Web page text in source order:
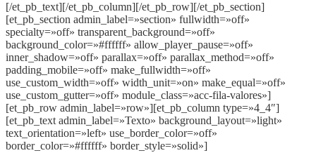
[/et_pb_text][/et_pb_column][/et_pb_row][/et_pb_section]
[et_pb_section admin_label=»section» fullwidth=»off»
specialty=»off» transparent_background=»off»
background_color=»#ffffff» allow_player_pause=»off»
inner_shadow=»off» parallax=»off» parallax_method=»off»
padding_mobile=»off» make_fullwidth=»off»
use_custom_width=»off» width_unit=»on» make_equal=»off»
use_custom_gutter=»off» module_class=»acc-fila-valores»]
[et_pb_row admin_label=»row»][et_pb_column type=»4_4″]
[et_pb_text admin_label=»Texto» background_layout=»light»
text_orientation=»left» use_border_color=»off»
border_color=»#ffffff» border_style=»solid»]